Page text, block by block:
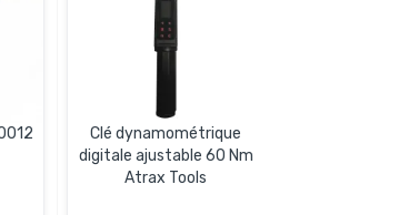
Clé dynamométrique
digitale ajustable 60 Nm
Atrax Tools